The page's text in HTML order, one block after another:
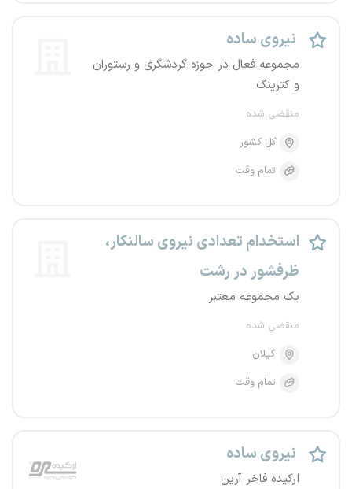
نیروی ساده
مجموعه فعال در حوزه گردشگری و رستوران
و کترینگ
منقضی شده
کل کشور
تمام وقت
استخدام تعدادی نیروی سالنکار،
ظرفشور در رشت
یک مجموعه معتبر
منقضی شده
گیلان
تمام وقت
نیروی ساده
ارکیده فاخر آرین